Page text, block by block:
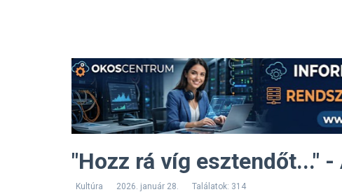
"Hozz rá víg esztendőt..."
Kultúra 2026. január 28. Találatok: 314